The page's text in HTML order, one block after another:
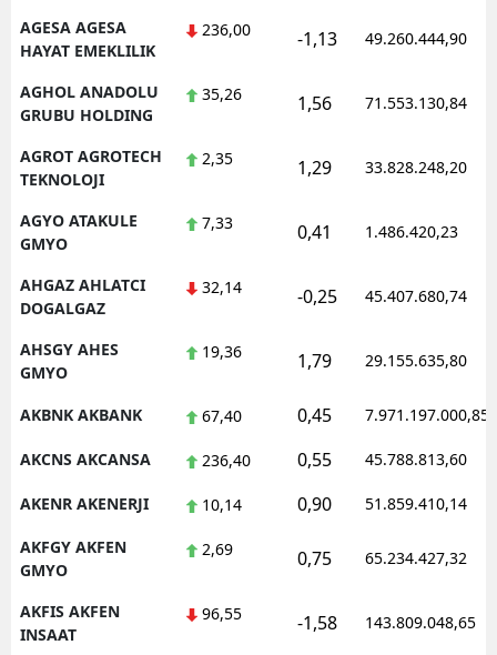
Kırklareli
Kırşehir
Kütahya
Kahramanmaraş
Mardin
Muğla
Muş
Nevşehir
AGESA AGESA
HAYAT EMEKLILIK
236,00 -1,13 49.260.444,90
AGHOL ANADOLU
GRUBU HOLDING
35,26 1,56 71.553.130,84
AGROT AGROTECH
TEKNOLOJI
2,35 1,29 33.828.248,20
AGYO ATAKULE
GMYO
7,33 0,41 1.486.420,23
AHGAZ AHLATCI
DOGALGAZ
32,14 -0,25 45.407.680,74
AHSGY AHES
GMYO
19,36 1,79 29.155.635,80
AKBNK AKBANK 67,40 0,45 7.971.197.000,85
AKCNS AKCANSA 236,40 0,55 45.788.813,60
AKENR AKENERJI 10,14 0,90 51.859.410,14
AKFGY AKFEN
GMYO
2,69 0,75 65.234.427,32
AKFIS AKFEN
INSAAT
96,55 -1,58 143.809.048,65